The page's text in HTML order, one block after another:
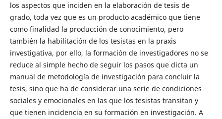
los aspectos que inciden en la elaboración de tesis de
grado, toda vez que es un producto académico que tiene
como finalidad la producción de conocimiento, pero
también la habilitación de los tesistas en la praxis
investigativa, por ello, la formación de investigadores no se
reduce al simple hecho de seguir los pasos que dicta un
manual de metodología de investigación para concluir la
tesis, sino que ha de considerar una serie de condiciones
sociales y emocionales en las que los tesistas transitan y
que tienen incidencia en su formación en investigación. A